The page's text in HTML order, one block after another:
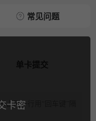
常见问题
卡密
单卡提交
占用一行用“回车键”隔